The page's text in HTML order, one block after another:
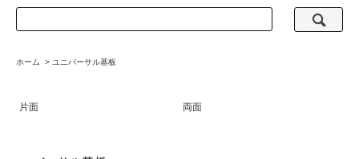
ホーム > ユニバーサル基板
片面 両面